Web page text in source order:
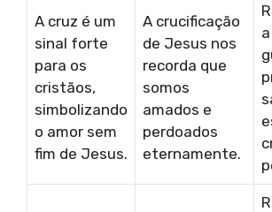
A cruz é um
sinal forte
para os
cristãos,
simbolizando
o amor sem
fim de Jesus.
A crucificação
de Jesus nos
recorda que
somos
amados e
perdoados
eternamente.